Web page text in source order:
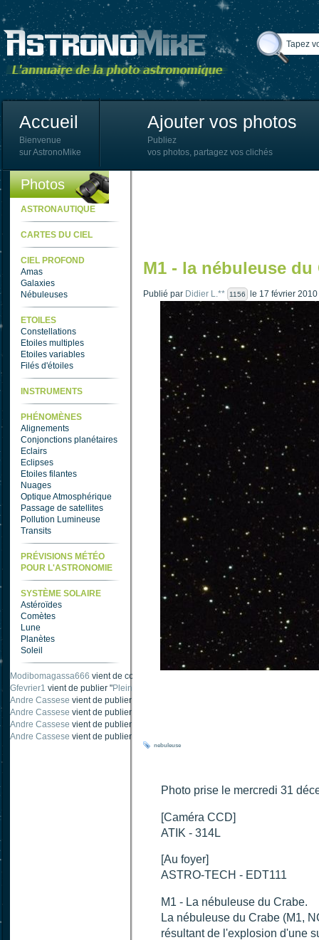
Accueil
Bienvenue
sur AstronoMike
Ajouter vos photos
Publiez
vos photos, partagez vos clichés
Photos
ASTRONAUTIQUE
CARTES DU CIEL
CIEL PROFOND
Amas
Galaxies
Nébuleuses
ETOILES
Constellations
Etoiles multiples
Etoiles variables
Filés d'étoiles
INSTRUMENTS
PHÉNOMÈNES
Alignements
Conjonctions planétaires
Eclairs
Eclipses
Etoiles filantes
Nuages
Optique Atmosphérique
Passage de satellites
Pollution Lumineuse
Transits
PRÉVISIONS MÉTÉO
POUR L'ASTRONOMIE
SYSTÈME SOLAIRE
Astéroïdes
Comètes
Lune
Planètes
Soleil
Modibomagassa666vient de commenter "
Gfevrier1vient de publier "Pleine Lune - 9 Aout 205
Andre Cassese vient de publier "
Andre Cassese vient de publier "
Andre Cassese vient de publier "
M1 - la nébuleuse du
Publié par Didier L.** 1156 le 17 février
nebuleuse
Photo prise le mercredi 31
[Caméra CCD]
ATIK - 314L
[Au foyer]
ASTRO-TECH - EDT111
M1 - La nébuleuse du Crabe.
La nébuleuse du Crabe (M1,
résultant de l'explosion d'une